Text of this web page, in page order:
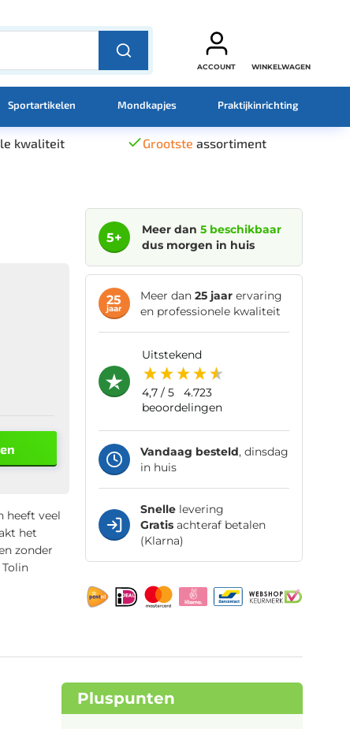
ACCOUNT WINKELWAGEN
Sportartikelen Mondkapjes Praktijkinrichting
kwaliteit Grootste assortiment
heeft veel
het
zonder
5+
Meer dan 5 beschikbaar
dus morgen in huis
25
jaar
Meer dan 25 jaarervaring
en professionele kwaliteit
uitstekend
4,7/ 5
4.723
beoordelingen
Vandaag besteld, dinsdag
in huis
Snellelevering
Gratisachteraf betalen
(Klarna)
Pluspunten